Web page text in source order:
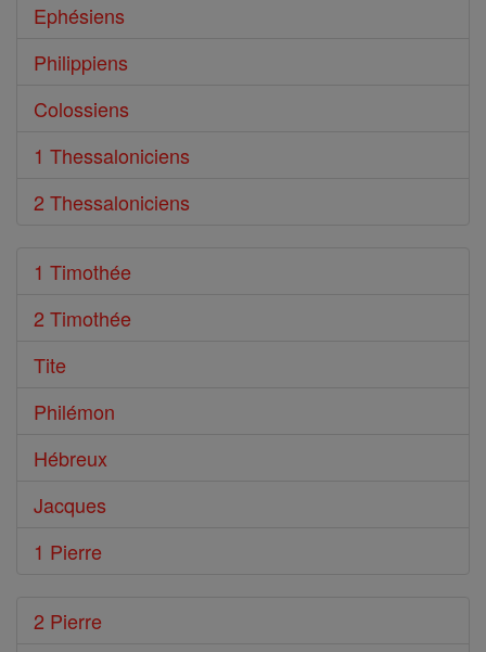
Ephésiens
Philippiens
Colossiens
1 Thessaloniciens
2 Thessaloniciens
1 Timothée
2 Timothée
Tite
Philémon
Hébreux
Jacques
1 Pierre
2 Pierre